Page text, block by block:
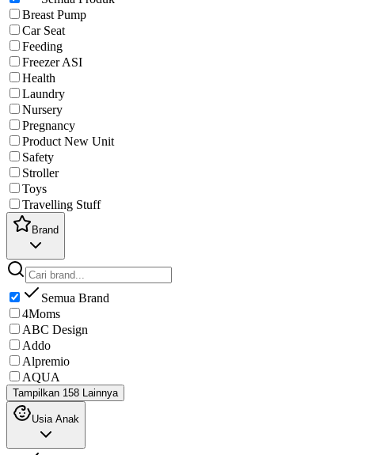
Breast Pump
Car Seat
Feeding
Freezer ASI
Health
Laundry
Nursery
Pregnancy
Product New Unit
Safety
Stroller
Toys
Travelling Stuff
Brand
Semua Brand
4Moms
ABC Design
Addo
Alpremio
AQUA
Tampilkan 158 Lainnya
Usia Anak